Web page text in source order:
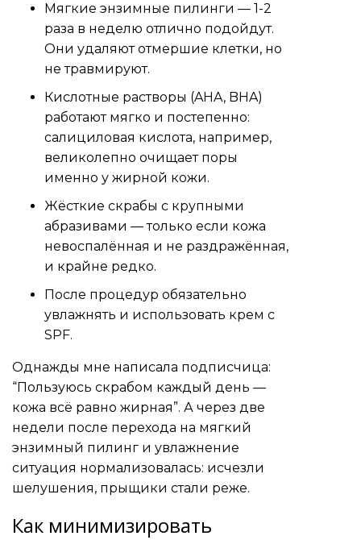
Мягкие энзимные пилинги — 1-2
раза в неделю отлично подойдут.
Они удаляют отмершие клетки, но
не травмируют.
Кислотные растворы (AHA, BHA)
работают мягко и постепенно:
салициловая кислота, например,
великолепно очищает поры
именно у жирной кожи.
Жёсткие скрабы с крупными
абразивами — только если кожа
невоспалённая и не раздражённая,
и крайне редко.
После процедур обязательно
увлажнять и использовать крем с
SPF.
Однажды мне написала подписчица:
“Пользуюсь скрабом каждый день —
кожа всё равно жирная”. А через две
недели после перехода на мягкий
энзимный пилинг и увлажнение
ситуация нормализовалась: исчезли
шелушения, прыщики стали реже.
Как минимизировать